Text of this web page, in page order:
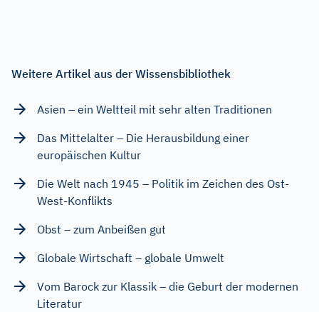
Weitere Artikel aus der Wissensbibliothek
Asien – ein Weltteil mit sehr alten Traditionen
Das Mittelalter – Die Herausbildung einer
europäischen Kultur
Die Welt nach 1945 – Politik im Zeichen des Ost-
West-Konflikts
Obst – zum Anbeißen gut
Globale Wirtschaft – globale Umwelt
Vom Barock zur Klassik – die Geburt der modernen
Literatur